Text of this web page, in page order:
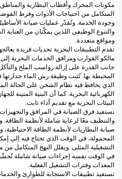
مكونات المحرك وأقطاب البطارية والمناطق
المتكامل من احتياجات الأدوات وفرط
وجودة الخدمة. وتُقدّر عمليات صيانة
والتنوع الوظيفي اللذين يمكّنان من العناية
ومواقع متعددة.
تقدم التطبيقات البحرية تحديات فريدة
مالكو القوارب ومرافق الخدمات البحرية
جانب القدرة على إزالة رواسب الملح
المحيطة بها. تُثبت وظيفة رش الماء
الذي يحافظ فيه نظام الشحن على الحالة
الكهربائية البحرية. كما أن البنية المتينة
البيئات البحرية مع تقديم أداء ثابت.
تستفيد فرق الصيانة في المرافق
والتنظيف معًا لرعاية شاملة لأنظمة الطاقة.
صيانة البطاريات لأنظمة الطاقة الاحتياطية،
المحمولة، في الوقت الذي تحتاج فيه إلى
التشغيلية المثلى. ويقلل النهج المتكامل
في الوقت نفسه إجراءات صيانة شاملة
المعدات وفترات التشغيل الفعلية.
تستفيد تطبيقات الاستجابة للطوارئ